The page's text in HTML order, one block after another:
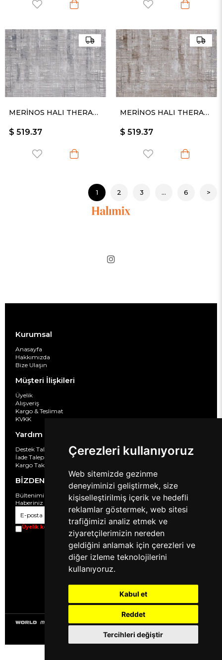
Çerezleri kullanıyoruz
Web sitemizde gezinme
deneyiminizi geliştirmek, size
kişiselleştirilmiş içerik ve hedefli
reklamlar göstermek, web sitesi
trafiğimizi analiz etmek ve
ziyaretçilerimizin nereden
geldiğini anlamak için çerezleri ve
diğer izleme teknolojilerini
kullanıyoruz.
Kabul et
Reddet
Tercihleri değiştir
MERİNOS HALI THERAPY 19117 030
$ 519.37
MERİNOS HALI THERAPY 19117 081
$ 519.37
1 2 3 ... 6 >
Kurumsal
Anasayfa
Hakkımızda
Bize Ulaşın
Müşteri İlişkileri
Üyelik
Alışveriş
Kargo & Teslimat
KVKK
Yardım
Destek Taleplerim
İade Taleplarim
Kargo Takibi
BİZDEN HABERLER
Bültenimize Üye Olun ! Tüm İndirim ve Fırsatlardan İlk Sizin
Haberiniz Olsun !
Gönder
Üyelik koşullarını ve kişisel verilerimin korunmasını kabul ediyorum.
halimix.com- Tüm Hakları Saklıdır.